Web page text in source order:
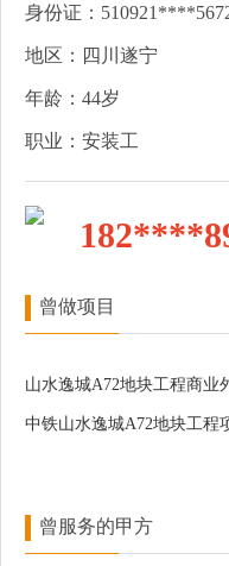
身份证：
地区：四川遂宁
年龄：44岁
职业：安装工
曾做项目
山水逸城A72地块工程商业
中铁山水逸城A72地块工程
曾服务的甲方